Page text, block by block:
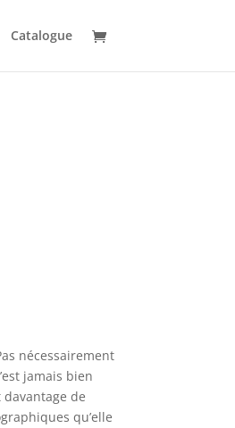
Catalogue
nécessairement
jamais bien
de
qu’elle